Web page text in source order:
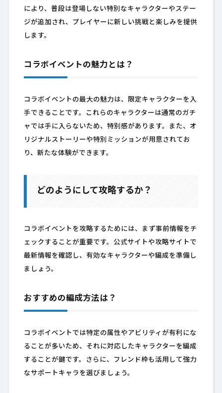
により、普段は登場しない特別なキャラクターやステー
ジが追加され、プレイヤーに新しい挑戦と楽しみを提供
します。
コラボイベントの魅力とは？
コラボイベントの最大の魅力は、限定キャラクターを入
手できることです。これらのキャラクターは通常のガチ
ャでは手に入らないため、特別感があります。また、オ
リジナルストーリーや特別ミッションが用意されてお
り、新たな体験ができます。
どのようにして攻略するか？
コラボイベントを攻略するためには、まず事前情報をチ
ェックすることが重要です。公式サイトや攻略サイトで
最新情報を確認し、有効なキャラクターや編成を準備し
ましょう。
おすすめの編成方法は？
コラボイベントでは特定の属性やアビリティが有利にな
ることが多いため、それに対応したキャラクターを編成
することが鍵です。さらに、フレンド枠も活用して強力
なサポートキャラを選びましょう。